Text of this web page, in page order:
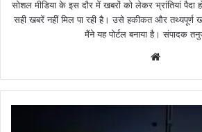
सोशल मीडिया के इस दौर में खबरों को लेकर भ्रांतियां
सही खबरें नहीं मिल पा रही है। उसे हकीकत और तथ्यपूर्ण
मैंने यह पोर्टल बनाया है। संपादक
b
s